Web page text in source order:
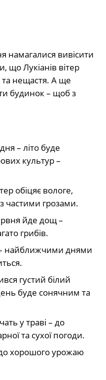
намагалися вивісити
що Лукіанів вітер
та нещастя. А ще
будинок – щоб з
– літо буде
культур –
обіцяє вологе,
частими грозами.
йде дощ –
грибів.
найближчими днями
густий білий
буде сонячним та
у траві – до
та сухої погоди.
хорошого урожаю